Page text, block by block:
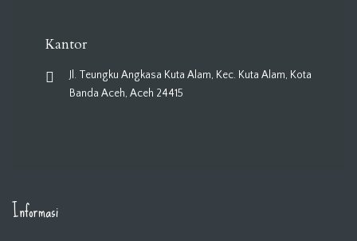
Kantor
Jl. Teungku Angkasa Kuta Alam, Kec. Kuta Alam, Kota
Banda Aceh, Aceh 24415
Informasi